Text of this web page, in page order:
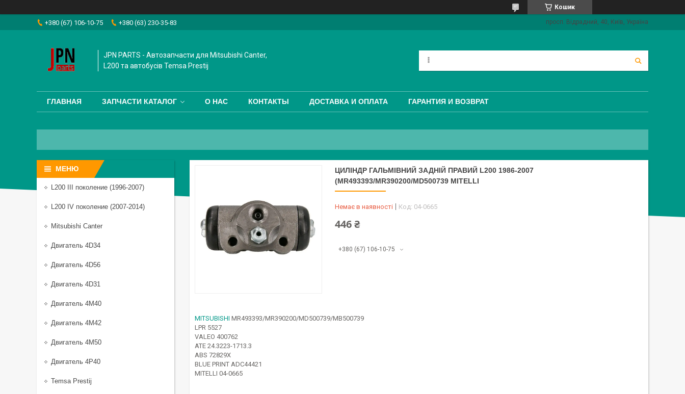
Кошик
+380 (67) 106-10-75 +380 (63) 230-35-83 просп. Відрадний, 40, Київ, Україна
JPN PARTS - Автозапчасти для Mitsubishi Canter,
L200 та автобусiв Temsa Prestij
ГЛАВНАЯ ЗАПЧАСТИ КАТАЛОГ О НАС КОНТАКТЫ ДОСТАВКА И ОПЛАТА ГАРАНТИЯ И ВОЗВРАТ
ЦИЛІНДР ГАЛЬМІВНИЙ ЗАДНІЙ ПРАВИЙ L200 1986-2007
(MR493393/MR390200/MD500739 MITELLI
Немає в наявності Код: 04-0665
446 ₴
+380 (67) 106-10-75
MITSUBISHI MR493393/MR390200/MD500739/MB500739
LPR 5527
VALEO 400762
ATE 24.3223-1713.3
ABS 72829X
BLUE PRINT ADC44421
MITELLI 04-0665
L200 III поколение (1996-2007)
L200 IV поколение (2007-2014)
Mitsubishi Canter
Двигатель 4D34
Двигатель 4D56
Двигатель 4D31
Двигатель 4M40
Двигатель 4M42
Двигатель 4M50
Двигатель 4P40
Temsa Prestij